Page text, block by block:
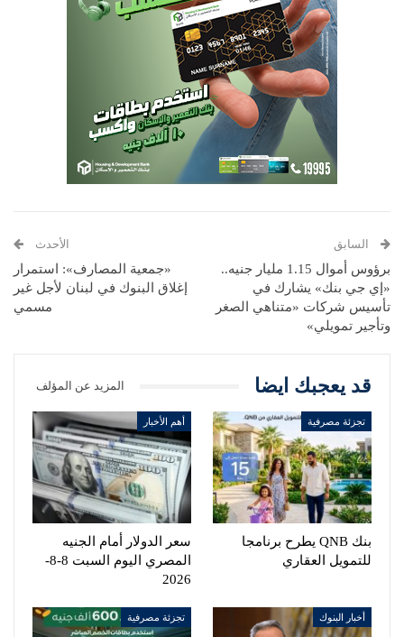
السابق
برؤوس أموال 1.15 مليار جنيه..
«إي جي بنك» يشارك في
تأسيس شركات «متناهي الصغر
وتأجير تمويلي»
الأحدث
«جمعية المصارف»: استمرار
إغلاق البنوك في لبنان لأجل غير
مسمي
قد يعجبك ايضا المزيد عن المؤلف
تجزئة مصرفية
بنك QNB يطرح برنامجا
للتمويل العقاري
أهم الأخبار
سعر الدولار أمام الجنيه
المصري اليوم السبت 8-8-
2026
أخبار البنوك تجزئة مصرفية